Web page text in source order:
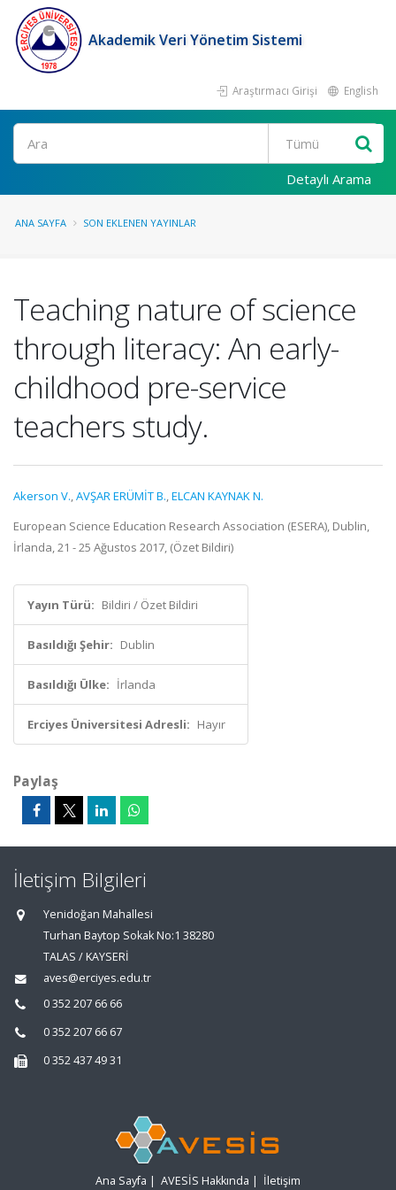
Akademik Veri Yönetim Sistemi
Araştırmacı Girişi English
Ara
Detaylı Arama
ANA SAYFA SON EKLENEN YAYINLAR
Teaching nature of science
through literacy: An early-
childhood pre-service
teachers study.
Akerson V.,AVŞAR ERÜMİT B.,ELCAN KAYNAK N.
European Science Education Research Association (ESERA), Dublin,
İrlanda, 21 - 25 Ağustos 2017, (Özet Bildiri)
Yayın Türü: Bildiri / Özet Bildiri
Basıldığı Şehir: Dublin
Basıldığı Ülke: İrlanda
Erciyes Üniversitesi Adresli: Hayır
Paylaş
İletişim Bilgileri
Yenidoğan Mahallesi
Turhan Baytop Sokak No:1 38280
TALAS / KAYSERİ
aves@erciyes.edu.tr
0 352 207 66 66
0 352 207 66 67
0 352 437 49 31
Ana Sayfa | AVESİS Hakkında | İletişim